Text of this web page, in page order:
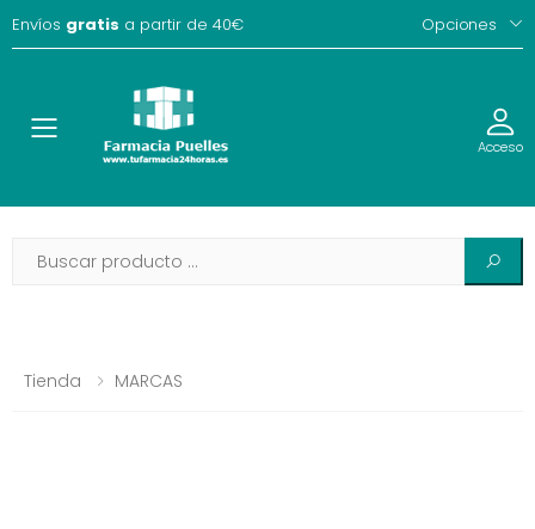
Envíos gratis a partir de 40€ Opciones
Toggle Acceso
Tienda MARCAS